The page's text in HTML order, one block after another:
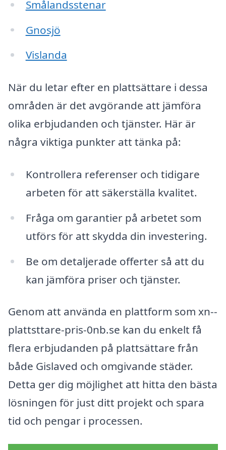
Smålandsstenar
Gnosjö
Vislanda
När du letar efter en plattsättare i dessa
områden är det avgörande att jämföra
olika erbjudanden och tjänster. Här är
några viktiga punkter att tänka på:
Kontrollera referenser och tidigare
arbeten för att säkerställa kvalitet.
Fråga om garantier på arbetet som
utförs för att skydda din investering.
Be om detaljerade offerter så att du
kan jämföra priser och tjänster.
Genom att använda en plattform som xn--
plattsttare-pris-0nb.se kan du enkelt få
flera erbjudanden på plattsättare från
både Gislaved och omgivande städer.
Detta ger dig möjlighet att hitta den bästa
lösningen för just ditt projekt och spara
tid och pengar i processen.